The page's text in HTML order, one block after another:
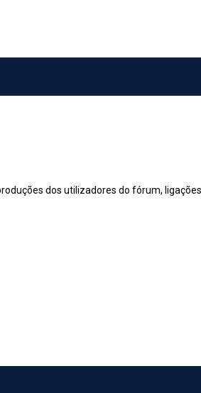
dos utilizadores do fórum,